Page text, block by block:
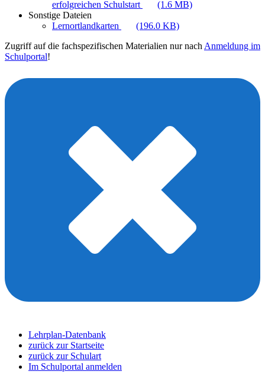
erfolgreichen Schulstart
(1.6 MB)
Sonstige Dateien
Lernortlandkarten
(196.0 KB)
Zugriff auf die fachspezifischen Materialien nur nach Anmeldung im
Schulportal!
Lehrplan-Datenbank
zurück zur Startseite
zurück zur Schulart
Im Schulportal anmelden